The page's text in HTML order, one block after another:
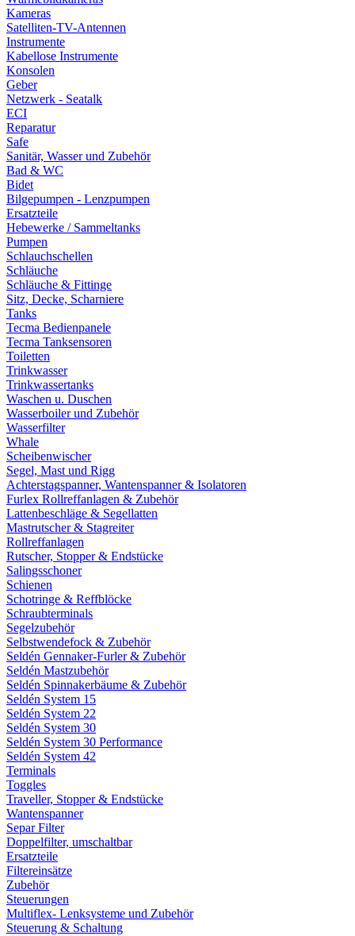
Kameras
Satelliten-TV-Antennen
Instrumente
Kabellose Instrumente
Konsolen
Geber
Netzwerk - Seatalk
ECI
Reparatur
Safe
Sanitär, Wasser und Zubehör
Bad & WC
Bidet
Bilgepumpen - Lenzpumpen
Ersatzteile
Hebewerke / Sammeltanks
Pumpen
Schlauchschellen
Schläuche
Schläuche & Fittinge
Sitz, Decke, Scharniere
Tanks
Tecma Bedienpanele
Tecma Tanksensoren
Toiletten
Trinkwasser
Trinkwassertanks
Waschen u. Duschen
Wasserboiler und Zubehör
Wasserfilter
Whale
Scheibenwischer
Segel, Mast und Rigg
Achterstagspanner, Wantenspanner & Isolatoren
Furlex Rollreffanlagen & Zubehör
Lattenbeschläge & Segellatten
Mastrutscher & Stagreiter
Rollreffanlagen
Rutscher, Stopper & Endstücke
Salingsschoner
Schienen
Schotringe & Reffblöcke
Schraubterminals
Segelzubehör
Selbstwendefock & Zubehör
Seldén Gennaker-Furler & Zubehör
Seldén Mastzubehör
Seldén Spinnakerbäume & Zubehör
Seldén System 15
Seldén System 22
Seldén System 30
Seldén System 30 Performance
Seldén System 42
Terminals
Toggles
Traveller, Stopper & Endstücke
Wantenspanner
Separ Filter
Doppelfilter, umschaltbar
Ersatzteile
Filtereinsätze
Zubehör
Steuerungen
Multiflex- Lenksysteme und Zubehör
Steuerung & Schaltung